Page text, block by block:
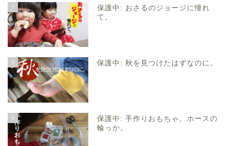
7
保護中: おさるのジョージに憧れ
て。
8 保護中: 秋を見つけたはずなのに。
9
保護中: 手作りおもちゃ。ホースの
輪っか。